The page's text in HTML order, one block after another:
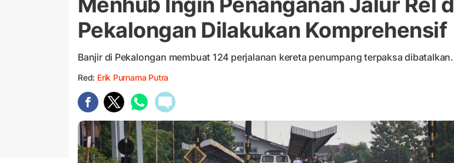
Pekalongan Dilakukan Komprehensif
Banjir di Pekalongan membuat 124 perjalanan kereta penumpang terpaksa dibatalkan.
Red: Erik Purnama Putra